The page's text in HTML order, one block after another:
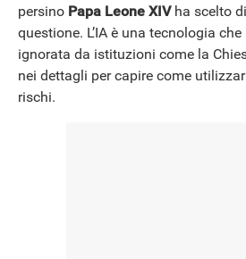
NEWS
persino Papa Leone XIVha scelto
questione. L’IA è una tecnologia
ignorata da istituzioni come la
nei dettagli per capire come
rischi.